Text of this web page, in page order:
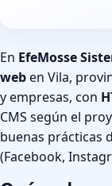
En EfeMosse
weben Vila,
y empresas, con
CMS según el
buenas prácticas
(Facebook,